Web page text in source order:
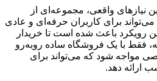
نیازهای واقعی، مجموعه‌ای از
برای کاربران حرفه‌ای و عادی
رویکرد باعث شده است تا خریدار
فقط با یک فروشگاه ساده روبه‌رو
مواجه شود که می‌تواند برای
ارائه دهد.